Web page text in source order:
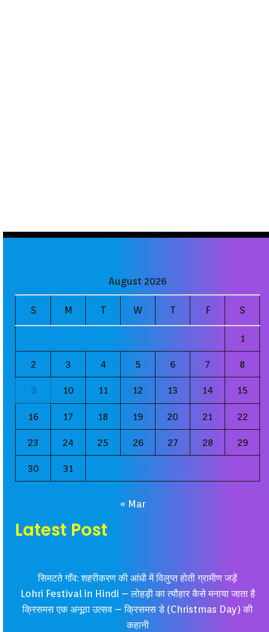
August 2026
S M T W T F S
1
2 3 4 5 6 7 8
9 10 11 12 13 14 15
16 17 18 19 20 21 22
23 24 25 26 27 28 29
30 31
« Mar
Latest Post
सिमटते गाँव: शहरीकरण की आंधी में विलुप्त होती ग्रामीण जड़ें
Lohri Festival in Hindi – लोहड़ी का त्यौहार कैसे मनाया जाता है
क्रिसमस एक अनूठा उत्सव – क्रिसमस डे (Christmas Day) की
कहानी